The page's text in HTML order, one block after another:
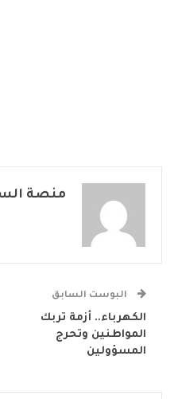
منصة
البوست السابق
الكهرباء.. أزمة تربك
المواطنين وتحرج
المسؤولين